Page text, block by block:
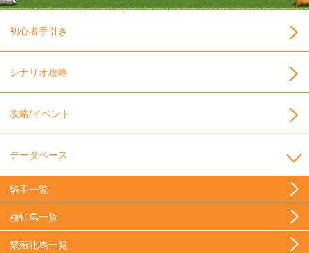
初心者手引き
シナリオ攻略
攻略/イベント
データベース
騎手一覧
種牡馬一覧
繁殖牝馬一覧